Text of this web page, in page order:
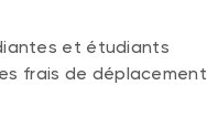
et étudiants
frais de déplacement